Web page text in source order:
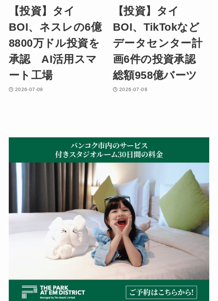
【投資】タイ
BOI、ネスレの6億
8800万ドル投資を
承認 AI活用スマ
ート工場
2026-07-09
【投資】タイ
BOI、TikTokなど
データセンター計
画6件の投資承認
総額958億バーツ
2026-07-08